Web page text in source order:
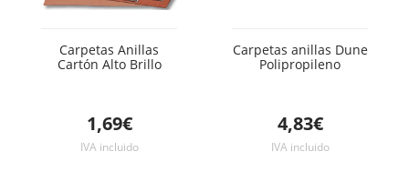
Carpetas Anillas
Cartón Alto Brillo
1,69€
IVA incluido
Carpetas anillas Dune
Polipropileno
4,83€
IVA incluido